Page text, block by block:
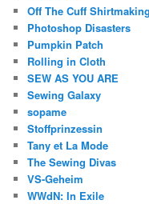
Off The Cuff Shirtmaking
Photoshop Disasters
Pumpkin Patch
Rolling in Cloth
SEW AS YOU ARE
Sewing Galaxy
sopame
Stoffprinzessin
Tany et La Mode
The Sewing Divas
VS-Geheim
WWdN: In Exile